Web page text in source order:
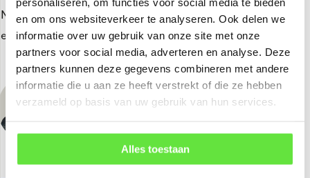
en om ons websiteverkeer te analyseren. Ook delen we
informatie over uw gebruik van onze site met onze
partners voor social media, adverteren en analyse. Deze
partners kunnen deze gegevens combineren met andere
informatie die u aan ze heeft verstrekt of die ze hebben
verzameld op basis van uw gebruik van hun services.
Alles toestaan
Neem vrijblijvend contact met ons op, we kijken uit naar
een kennismaking!
KEVIN
Verkoop